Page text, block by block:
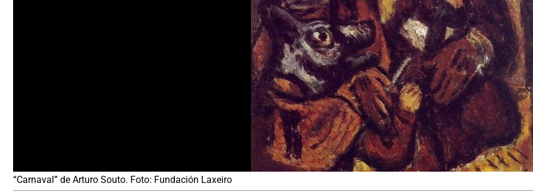
“Carnaval” de Arturo Souto. Foto: Fundación Laxeiro